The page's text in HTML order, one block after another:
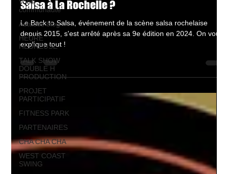
Votre
communauté
Astuces blog
HEURE
HEUREUSE
TALK SHOW
DOUBLE H
PRODUCTION
PROJET
PARTICIPATIF
FITNESS PARK
PARTENAIRES
CHA CHA CHA
WEST COAST
SWING
Salsa à La Rochelle ?
Le Back to Salsa, événement de la scène salsa rochelaise
depuis 2015, s'est arrêté après sa 9e édition en 2024. On vous
explique tout !